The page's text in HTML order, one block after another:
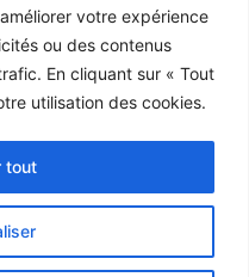
votre expérience
ou des contenus
En cliquant sur « Tout
utilisation des cookies.
tout
?